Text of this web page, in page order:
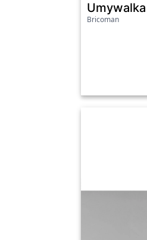
Bricoman